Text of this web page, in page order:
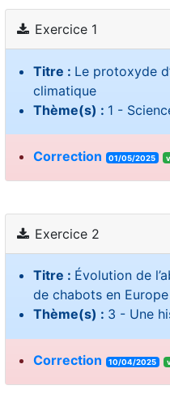
Exercice 1
Titre : Le protoxyde
climatique
Thème(s) : 1 -
Correction 01/05/2025
Exercice 2
Titre : Évolution de
de chabots en Europe
Thème(s) : 3 - Une
Correction 10/04/2025